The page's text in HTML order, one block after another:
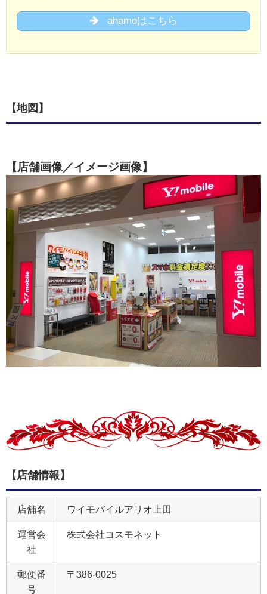
ahamoはこちら
【地図】
【店舗画像／イメージ画像】
【店舗情報】
店舗名 ワイモバイルアリオ上田
運営会
社
株式会社コスモネット
郵便番
号
〒386-0025